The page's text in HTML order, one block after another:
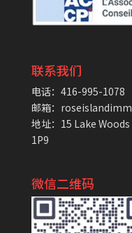
联系我们
电话：416-995-1078
邮箱：
地址：15 Lake
1P9
微信二维码